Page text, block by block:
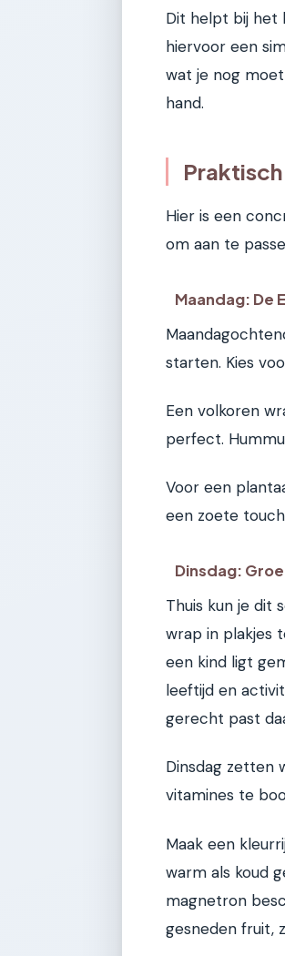
Dit helpt bij het
hiervoor een
wat je nog
hand.
Hier is een
om aan te
Maandag: De
starten. Kies
Een volkoren
perfect.
Voor een
een zoete
Dinsdag:
Thuis kun je dit
wrap in plakjes
een kind ligt
leeftijd en
gerecht past
Dinsdag zetten
vitamines te
Maak een
warm als koud
magnetron
gesneden fruit,